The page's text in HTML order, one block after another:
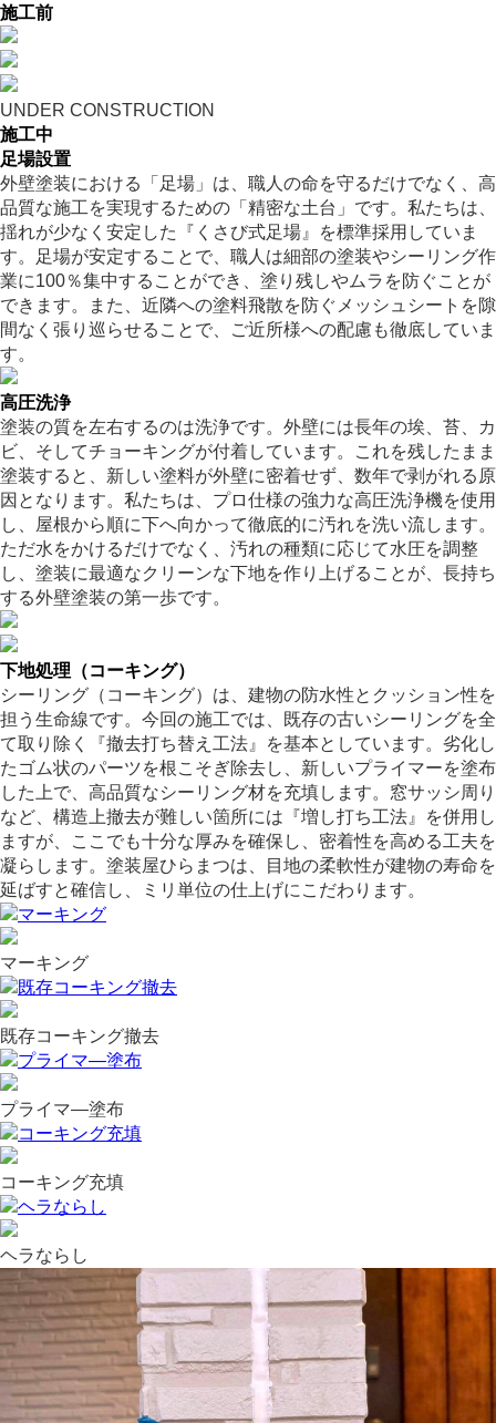
施工前
UNDER CONSTRUCTION
施工中
足場設置
外壁塗装における「足場」は、職人の命を守るだけでなく、高
品質な施工を実現するための「精密な土台」です。私たちは、
揺れが少なく安定した『くさび式足場』を標準採用していま
す。足場が安定することで、職人は細部の塗装やシーリング作
業に100％集中することができ、塗り残しやムラを防ぐことが
できます。また、近隣への塗料飛散を防ぐメッシュシートを隙
間なく張り巡らせることで、ご近所様への配慮も徹底していま
す。
高圧洗浄
塗装の質を左右するのは洗浄です。外壁には長年の埃、苔、カ
ビ、そしてチョーキングが付着しています。これを残したまま
塗装すると、新しい塗料が外壁に密着せず、数年で剥がれる原
因となります。私たちは、プロ仕様の強力な高圧洗浄機を使用
し、屋根から順に下へ向かって徹底的に汚れを洗い流します。
ただ水をかけるだけでなく、汚れの種類に応じて水圧を調整
し、塗装に最適なクリーンな下地を作り上げることが、長持ち
する外壁塗装の第一歩です。
下地処理（コーキング）
シーリング（コーキング）は、建物の防水性とクッション性を
担う生命線です。今回の施工では、既存の古いシーリングを全
て取り除く『撤去打ち替え工法』を基本としています。劣化し
たゴム状のパーツを根こそぎ除去し、新しいプライマーを塗布
した上で、高品質なシーリング材を充填します。窓サッシ周り
など、構造上撤去が難しい箇所には『増し打ち工法』を併用し
ますが、ここでも十分な厚みを確保し、密着性を高める工夫を
凝らします。塗装屋ひらまつは、目地の柔軟性が建物の寿命を
延ばすと確信し、ミリ単位の仕上げにこだわります。
マーキング
既存コーキング撤去
プライマ―塗布
コーキング充填
ヘラならし